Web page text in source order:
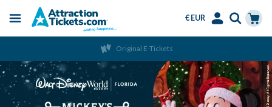
main
content
Menu
€ EUR
Original E-Tickets